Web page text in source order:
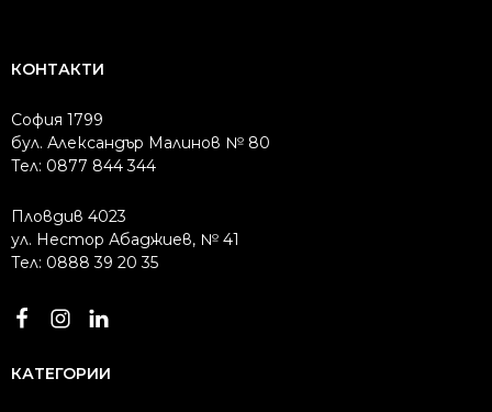
КОНТАКТИ
София 1799
бул. Александър Малинов № 80
Тел: 0877 844 344
Пловдив 4023
ул. Нестор Абаджиев, № 41
Тел: 0888 39 20 35
КАТЕГОРИИ